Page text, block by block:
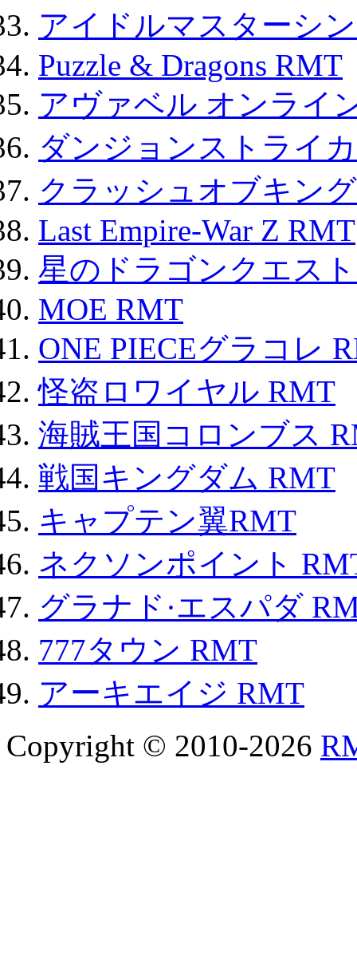
アイドルマスターシ
Puzzle & Dragons RMT
アヴァベル オンライ
ダンジョンストライ
クラッシュオブキン
Last Empire-War Z RMT
星のドラゴンクエス
MOE RMT
ONE PIECEグラコレ
怪盗ロワイヤル RMT
海賊王国コロンブス
戦国キングダム RMT
キャプテン翼RMT
ネクソンポイント
グラナド·エスパダ
777タウン RMT
アーキエイジ RMT
Copyright © 2010-2026